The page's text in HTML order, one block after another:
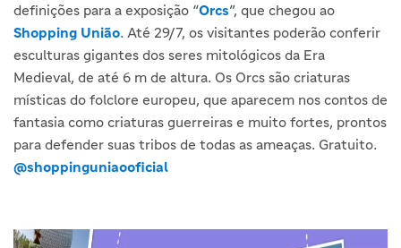
definições para a exposição “Orcs”, que chegou ao
Shopping União. Até 29/7, os visitantes poderão conferir
esculturas gigantes dos seres mitológicos da Era
Medieval, de até 6 m de altura. Os Orcs são criaturas
místicas do folclore europeu, que aparecem nos contos de
fantasia como criaturas guerreiras e muito fortes, prontos
para defender suas tribos de todas as ameaças. Gratuito.
@shoppinguniaooficial